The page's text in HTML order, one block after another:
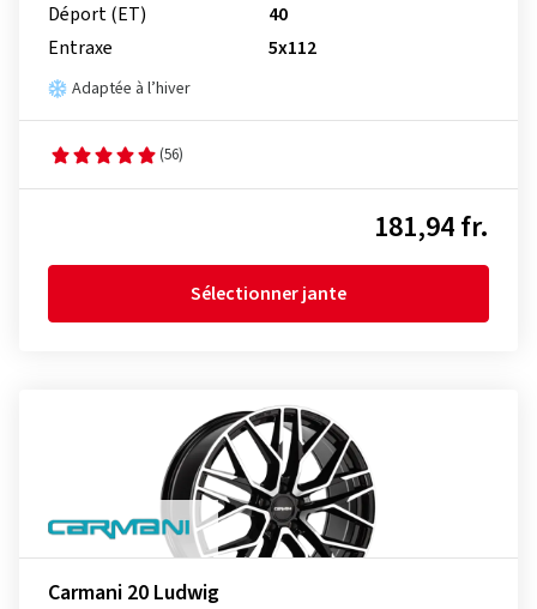
Déport (ET)
40
Entraxe
5x112
Adaptée à l’hiver
(56)
181,94 fr.
Sélectionner jante
Carmani 20 Ludwig